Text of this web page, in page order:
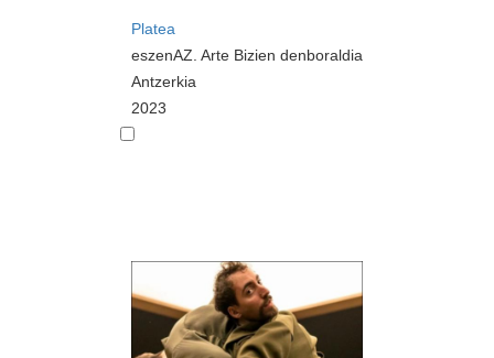
Platea
eszenAZ. Arte Bizien denboraldia
Antzerkia
2023